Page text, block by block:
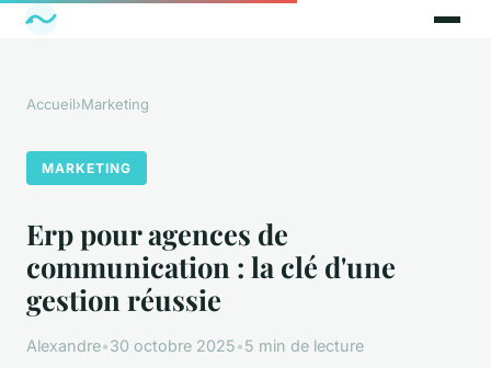
Accueil›Marketing
MARKETING
Erp pour agences de
communication : la clé d'une
gestion réussie
Alexandre•30 octobre 2025•5 min de lecture